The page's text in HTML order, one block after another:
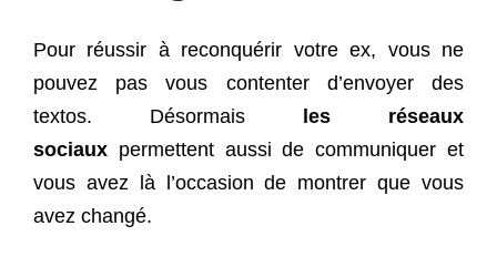
Pour réussir à reconquérir votre ex, vous ne
pouvez pas vous contenter d’envoyer des
textos. Désormais les réseaux
sociauxpermettent aussi de communiquer et
vous avez là l’occasion de montrer que vous
avez changé.